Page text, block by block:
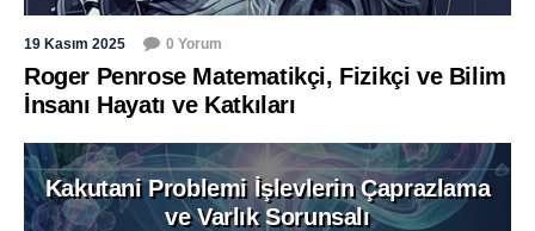
19 Kasım 2025 0 Yorum
Roger Penrose Matematikçi, Fizikçi ve Bilim
İnsanı Hayatı ve Katkıları
Kakutani Problemi İşlevlerin Çaprazlama
ve Varlık Sorunsalı